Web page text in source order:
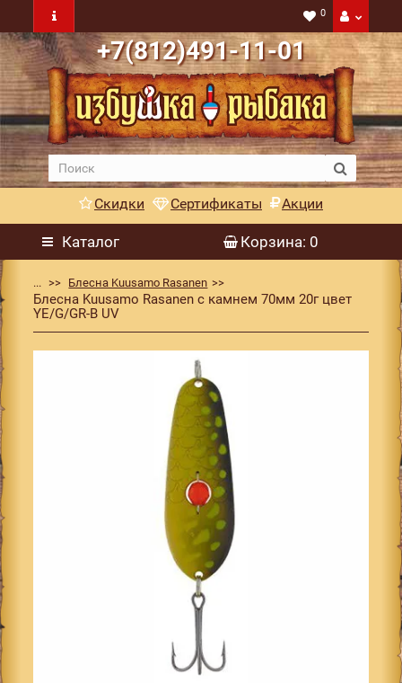
0
+7(812)491-11-01
Скидки Сертификаты Акции
Каталог Корзина: 0
... Блесна Kuusamo Rasanen
Блесна Kuusamo Rasanen с камнем 70мм 20г цвет
YE/G/GR-B UV